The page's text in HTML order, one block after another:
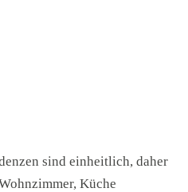
sind einheitlich, daher
Küche